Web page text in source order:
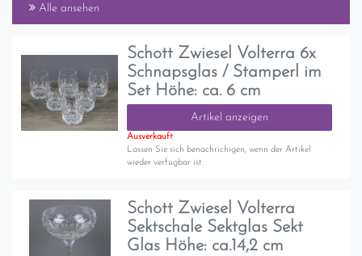
Alle ansehen
Schott Zwiesel Volterra 6x
Schnapsglas / Stamperl im
Set Höhe: ca. 6 cm
Artikel anzeigen
Ausverkauft
Lassen Sie sich benachrichigen, wenn der Artikel
wieder verfügbar ist.
Schott Zwiesel Volterra
Sektschale Sektglas Sekt
Glas Höhe: ca.14,2 cm